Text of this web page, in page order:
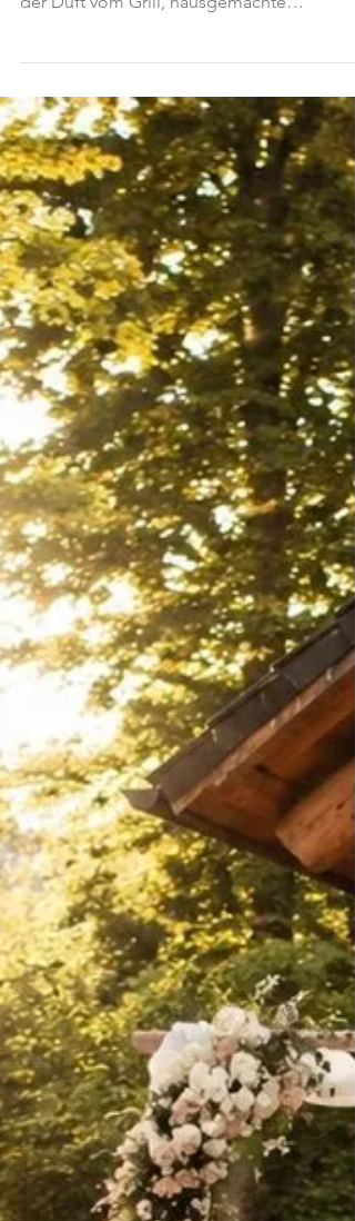
HEISSESTE BARBECUE-
EVENT DER REGION
Sommer, Feuer & Genuss Stellt euch einen
lauen Sommerabend vor: Knisterndes
der Duft vom Grill, hausgemachte
Kräuterdrinks und viele kleine
Genussstationen zum Probieren. Am
Samstag, den 25. Juli laden wir euch zu
unserem BBQ-Kochevent im Weberhaus